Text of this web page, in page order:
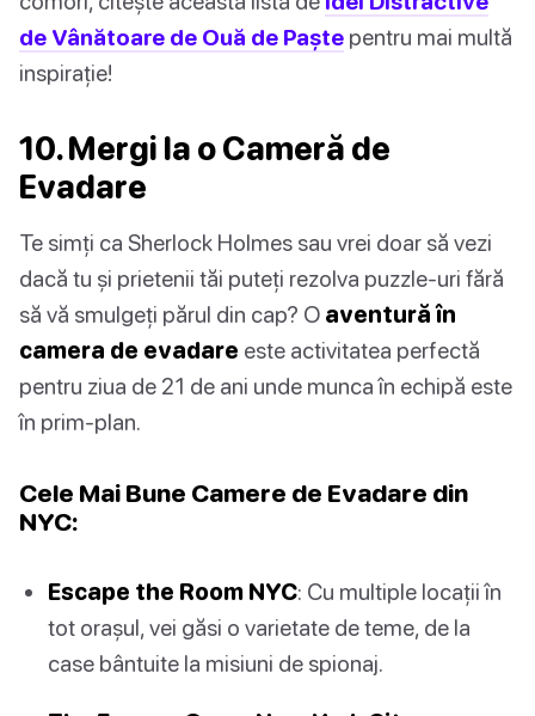
de Vânătoare de Ouă de Paște pentru mai multă
inspirație!
10. Mergi la o Cameră de
Evadare
Te simți ca Sherlock Holmes sau vrei doar să vezi
dacă tu și prietenii tăi puteți rezolva puzzle-uri fără
să vă smulgeți părul din cap? O aventură în
camera de evadare este activitatea perfectă
pentru ziua de 21 de ani unde munca în echipă este
în prim-plan.
Cele Mai Bune Camere de Evadare din
NYC:
Escape the Room NYC: Cu multiple locații în
tot orașul, vei găsi o varietate de teme, de la
case bântuite la misiuni de spionaj.